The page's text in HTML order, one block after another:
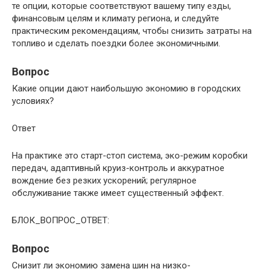
те опции, которые соответствуют вашему типу езды,
финансовым целям и климату региона, и следуйте
практическим рекомендациям, чтобы снизить затраты на
топливо и сделать поездки более экономичными.
Вопрос
Какие опции дают наибольшую экономию в городских
условиях?
Ответ
На практике это старт-стоп система, эко-режим коробки
передач, адаптивный круиз-контроль и аккуратное
вождение без резких ускорений; регулярное
обслуживание также имеет существенный эффект.
БЛОК_ВОПРОС_ОТВЕТ:
Вопрос
Снизит ли экономию замена шин на низко-